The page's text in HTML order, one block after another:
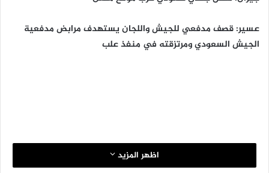
عسير: قصف مدفعي للجيش واللجان يستهدف مرابض مدفعية
الجيش السعودي ومرتزقته في منفذ علب
اظهر المزيد